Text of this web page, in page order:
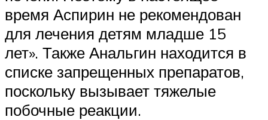
время Аспирин не рекомендован
для лечения детям младше 15
лет». Также Анальгин находится в
списке запрещенных препаратов,
поскольку вызывает тяжелые
побочные реакции.